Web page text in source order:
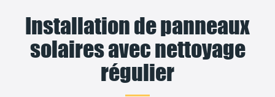
Installation de panneaux
solaires avec nettoyage
régulier